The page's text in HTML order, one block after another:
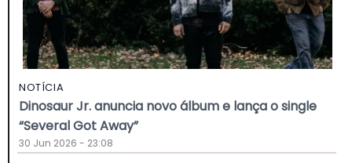
NOTÍCIA
Dinosaur Jr. anuncia novo álbum e lança o single
“Several Got Away”
30 Jun 2026 - 23:08